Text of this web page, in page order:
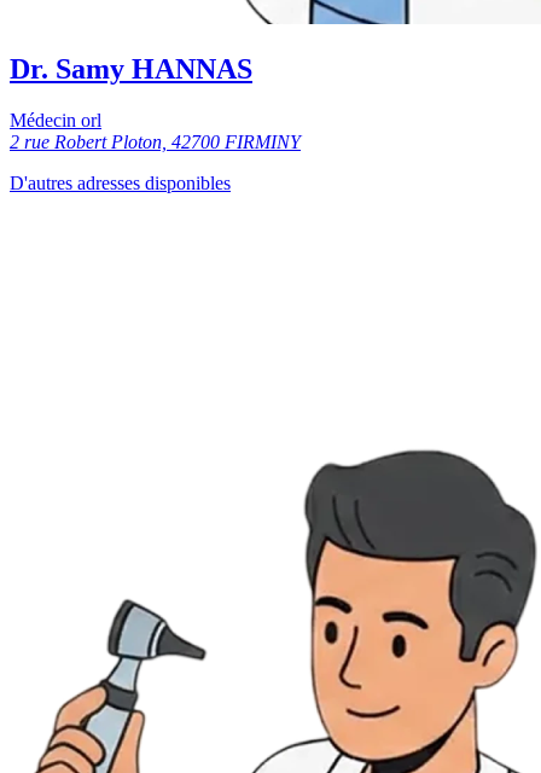
Dr. Samy HANNAS
Médecin orl
2 rue Robert Ploton, 42700 FIRMINY
D'autres adresses disponibles